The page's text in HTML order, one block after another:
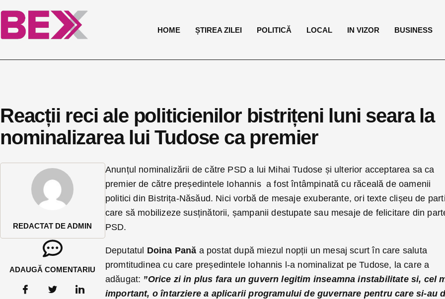
HOME ȘTIREA ZILEI POLITICĂ LOCAL IN VIZOR BUSINESS
Reacții reci ale politicienilor bistrițeni luni seara la
nominalizarea lui Tudose ca premier
REDACTAT DE ADMIN
ADAUGĂ COMENTARIU
Anunțul nominalizării de către PSD a lui Mihai Tudose și ulterior acceptarea sa ca
premier de către președintele Iohannis a fost întâmpinată cu răceală de oamenii
politici din Bistrița-Năsăud. Nici vorbă de mesaje exuberante, ori texte clișeu de
care să mobilizeze susținătorii, șampanii destupate sau mesaje de felicitare din
PSD.
Deputatul Doina Pană a postat după miezul nopții un mesaj scurt în care saluta
promtitudinea cu care președintele Iohannis l-a nominalizat pe Tudose, la care a
adăugat: ”Orice zi in plus fara un guvern legitim inseamna instabilitate si, cel
important, o întarziere a aplicarii programului de guvernare pentru care si-au